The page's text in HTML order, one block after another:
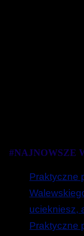
#NAJNOWSZE
Praktyczne
uciekniesz,
Praktyczne